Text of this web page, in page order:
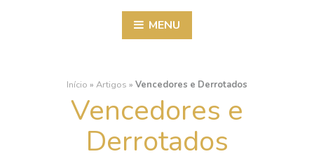
MENU
Início » Artigos » Vencedores e Derrotados
Vencedores e
Derrotados